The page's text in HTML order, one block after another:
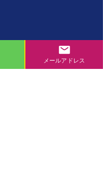
メールアドレス